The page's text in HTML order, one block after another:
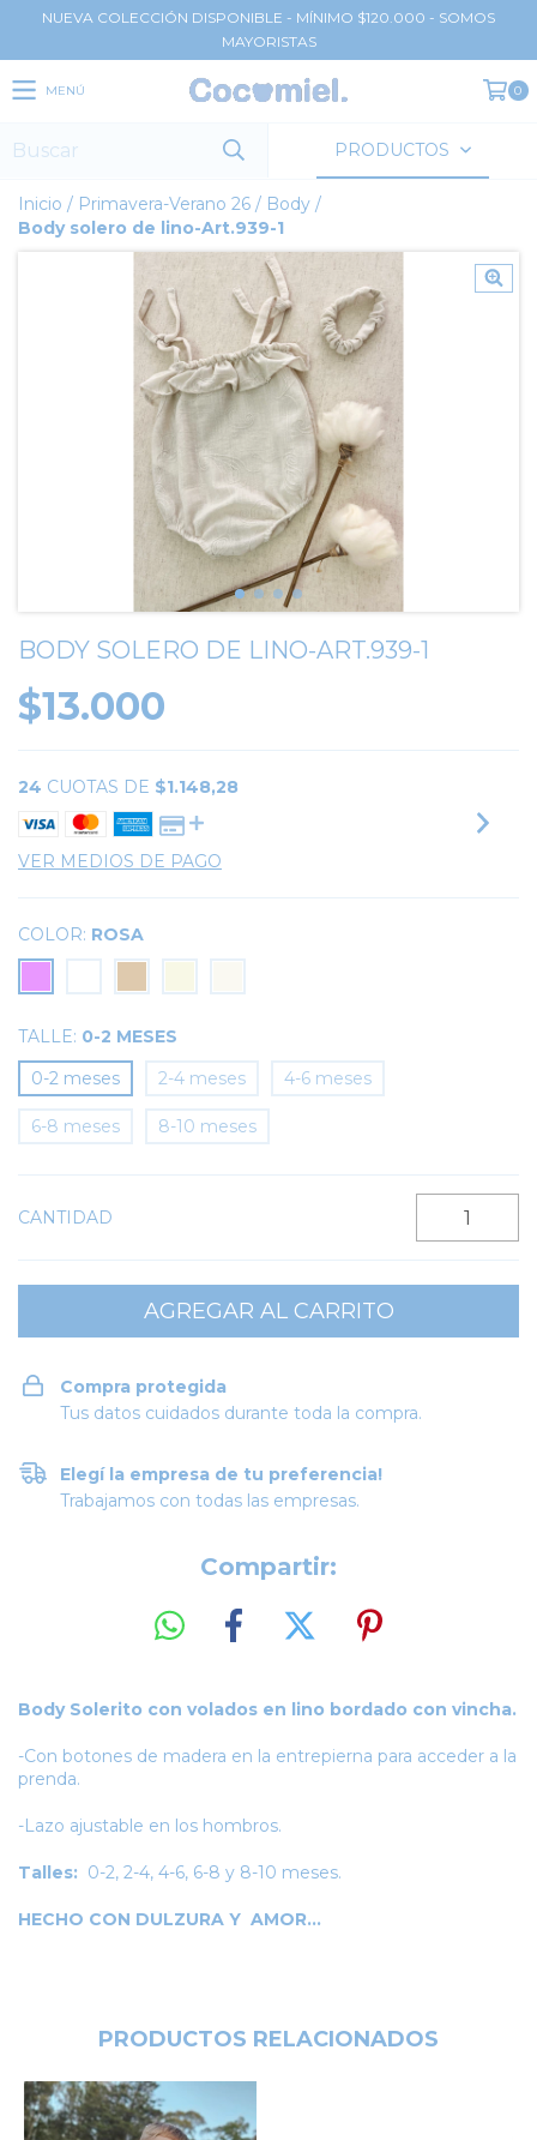
NUEVA COLECCIÓN DISPONIBLE - MÍNIMO $120.000 - SOMOS
MAYORISTAS
MENÚ 0
PRODUCTOS
Inicio / Primavera-Verano 26 / Body /
Body solero de lino-Art.939-1
BODY SOLERO DE LINO-ART.939-1
$13.000
24 CUOTAS DE $1.148,28
VER MEDIOS DE PAGO
COLOR: ROSA
TALLE: 0-2 MESES
0-2 meses
2-4 meses 4-6 meses
6-8 meses 8-10 meses
CANTIDAD
Compra protegida
Tus datos cuidados durante toda la compra.
Elegí la empresa de tu preferencia!
Trabajamos con todas las empresas.
Compartir:
Body Solerito con volados en lino bordado con vincha.
-Con botones de madera en la entrepierna para acceder a la
prenda.
-Lazo ajustable en los hombros.
Talles: 0-2, 2-4, 4-6, 6-8 y 8-10 meses.
HECHO CON DULZURA Y AMOR...
PRODUCTOS RELACIONADOS